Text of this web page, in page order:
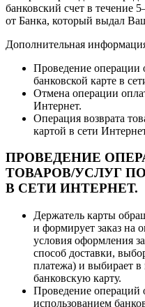
банковский счет в течение
от Банка, который выдал
Дополнительная
Проведение операции
банковской карте в
Отмена операции
Интернет.
Операция возврата
картой в сети
ПРОВЕДЕНИЕ
ТОВАРОВ/УСЛУГ
В СЕТИ ИНТЕРНЕТ.
Держатель карты
и формирует заказ на
условия оформления
способ доставки,
платежа) и выбирает в
банковскую карту.
Проведение операций
использованием